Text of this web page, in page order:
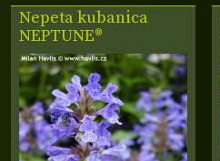
Nepeta kubanica
NEPTUNE®